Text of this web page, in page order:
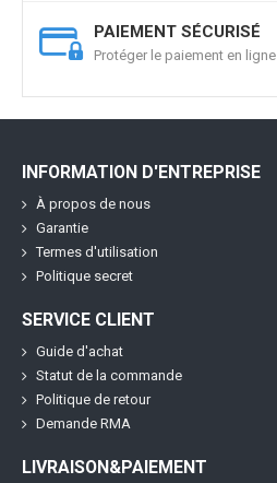
PAIEMENT SÉCURISÉ
Protéger le paiement en ligne
INFORMATION D'ENTREPRISE
À propos de nous
Garantie
Termes d'utilisation
Politique secret
SERVICE CLIENT
Guide d'achat
Statut de la commande
Politique de retour
Demande RMA
LIVRAISON&PAIEMENT